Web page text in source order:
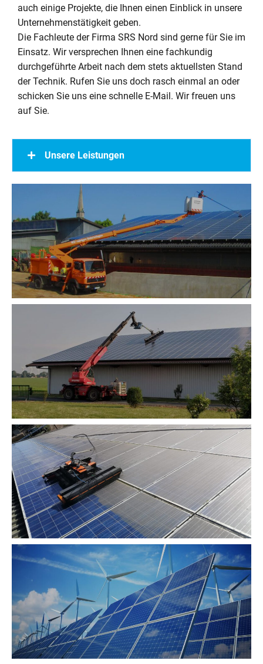
auch einige Projekte, die Ihnen einen Einblick in unsere
Unternehmenstätigkeit geben.
Die Fachleute der Firma SRS Nord sind gerne für Sie im
Einsatz. Wir versprechen Ihnen eine fachkundig
durchgeführte Arbeit nach dem stets aktuellsten Stand
der Technik. Rufen Sie uns doch rasch einmal an oder
schicken Sie uns eine schnelle E-Mail. Wir freuen uns
auf Sie.
Unsere Leistungen